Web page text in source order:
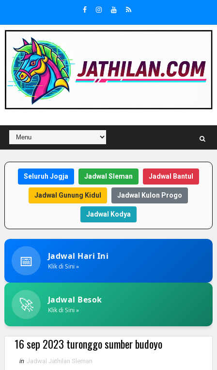
Seluruh Jogja Jadwal Sleman Jadwal Bantul
Jadwal Gunung Kidul Jadwal Kulon Progo
Jadwal Kodya
📅 Jadwal Hari Ini
Klik di Sini »
🚀 Jadwal Besok
Klik di Sini »
16 sep 2023 turonggo sumber budoyo
in Jadwal Jathilan Sleman